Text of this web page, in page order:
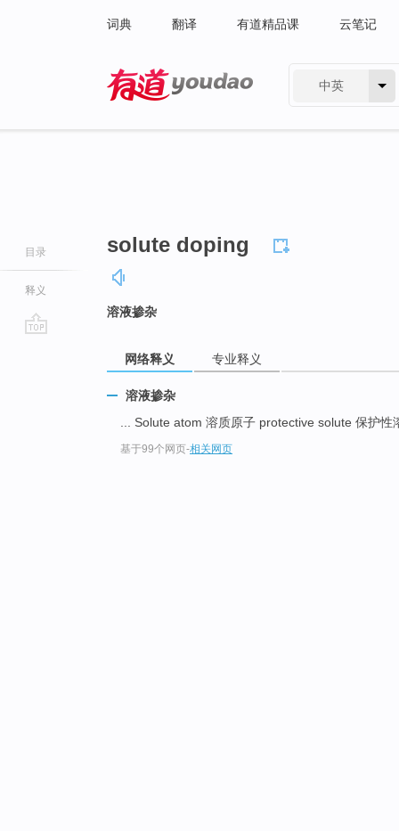
词典 翻译 有道精品课 云笔记
中英
目录
释义
solute doping
溶液掺杂
网络释义 专业释义
溶液掺杂
... Solute atom 溶质原子 protective solute 保护性
基于99个网页-相关网页